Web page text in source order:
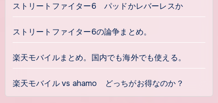
ストリートファイター6 パッドかレバーレスか
ストリートファイター6の論争まとめ。
楽天モバイルまとめ。国内でも海外でも使える。
楽天モバイル vs ahamo どっちがお得なのか？